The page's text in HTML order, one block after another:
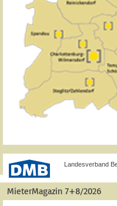
Landesverband
MieterMagazin 7+8/2026